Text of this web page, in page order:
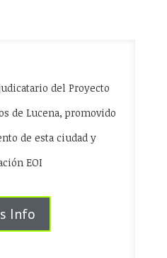
del Proyecto
de Lucena, promovido
de esta ciudad y
EOI
Info